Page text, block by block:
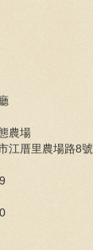
農場
江厝里農場路8號